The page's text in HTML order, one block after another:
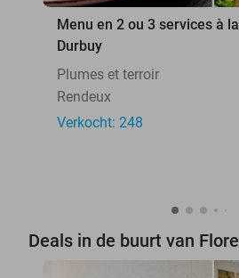
Menu en 2 ou 3 services à
Durbuy
Plumes et terroir
Rendeux
Verkocht: 248
Deals in de buurt van